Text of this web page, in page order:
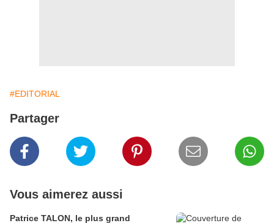
#EDITORIAL
Partager
Vous aimerez aussi
Patrice TALON, le plus grand